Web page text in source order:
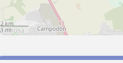
2 km
1 mi